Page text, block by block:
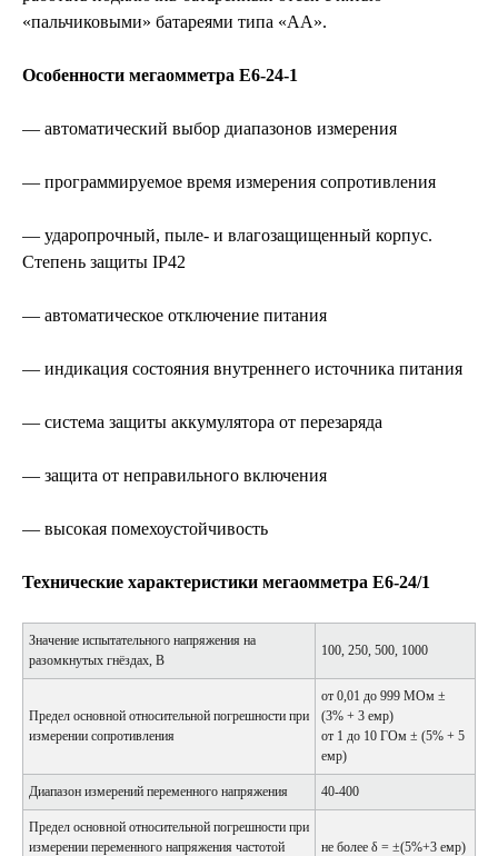
«пальчиковыми» батареями типа «АА».
Особенности мегаомметра Е6-24-1
— автоматический выбор диапазонов измерения
— программируемое время измерения сопротивления
— ударопрочный, пыле- и влагозащищенный корпус.
Степень защиты IP42
— автоматическое отключение питания
— индикация состояния внутреннего источника питания
— система защиты аккумулятора от перезаряда
— защита от неправильного включения
— высокая помехоустойчивость
Технические характеристики мегаомметра Е6-24/1
Значение испытательного напряжения на
разомкнутых гнёздах, В
100, 250, 500, 1000
Предел основной относительной погрешности при
измерении сопротивления
от 0,01 до 999 МОм ±
(3% + 3 емр)
от 1 до 10 ГОм ± (5% + 5
емр)
Диапазон измерений переменного напряжения 40-400
Предел основной относительной погрешности при
измерении переменного напряжения частотой
не более δ = ±(5%+3 емр)